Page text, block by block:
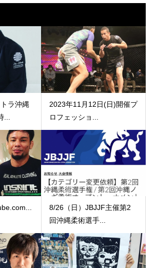
ラ沖縄
2023年11月12日(日)開催プ
ロフェッショ...
8/26（日）JBJJF主催第2
回沖縄柔術選手...